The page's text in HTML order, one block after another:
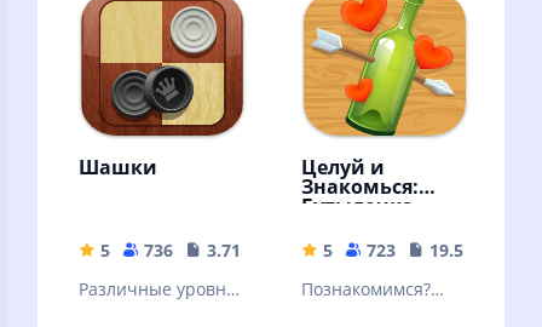
игра
Шашки
5 736
3.71 MB
Различные уровни
Целуй и
Знакомься:
Бутылочка
5 723
19.57 MB
Познакомимся?